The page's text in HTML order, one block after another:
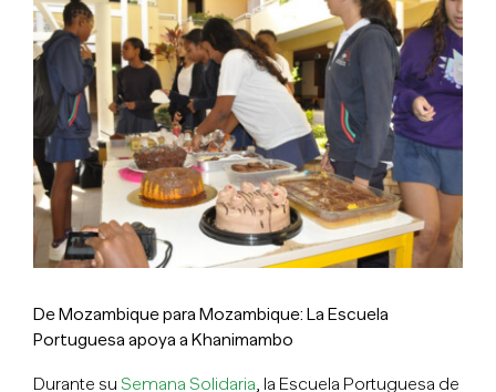
imagen
más
grande
De Mozambique para Mozambique: La Escuela
Portuguesa apoya a Khanimambo
Durante su Semana Solidaria, la Escuela Portuguesa de